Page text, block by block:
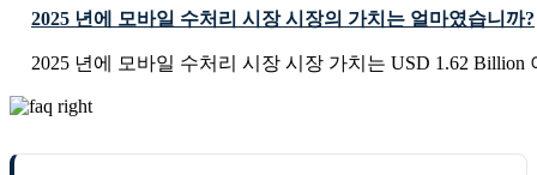
2025 년에 모바일 수처리 시장 시장의 가치는 얼마였습니까?
2025 년에 모바일 수처리 시장 시장 가치는 USD 1.62 Billion